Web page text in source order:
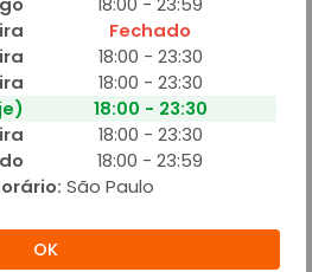
Adicionar
Fechado
18:00 - 23:30
18:00 - 23:30
18:00 - 23:30
18:00 - 23:30
18:00 - 23:59
São Paulo
OK